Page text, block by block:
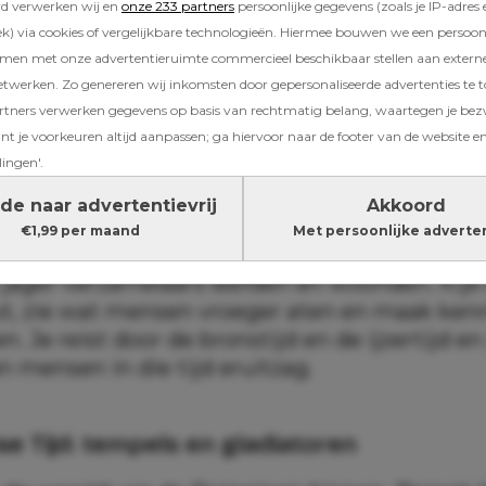
verwerken wij en onze 233 partners persoonlijke gegevens (zoals je IP-adres
via cookies of vergelijkbare technologieën. Hiermee bouwen we een
met onze advertentieruimte commercieel beschikbaar stellen aan
Zo genereren wij inkomsten door gepersonaliseerde advertenties te
verwerken gegevens op basis van rechtmatig belang, waartegen je
je voorkeuren altijd aanpassen; ga hiervoor naar de footer van de website
naar advertentievrij
€1,99 per maand
Akkoord
Met persoonlijke
educatief uitje, maar vooral ook eentje
waar het allemaal begon
jager-verzamelaars leefden en woonden.
zie wat mensen vroeger aten en maak
Je reist door de bronstijd en de ijzertijd
mensen in die tijd eruitzag.
Tijd: tempels en gladiatoren